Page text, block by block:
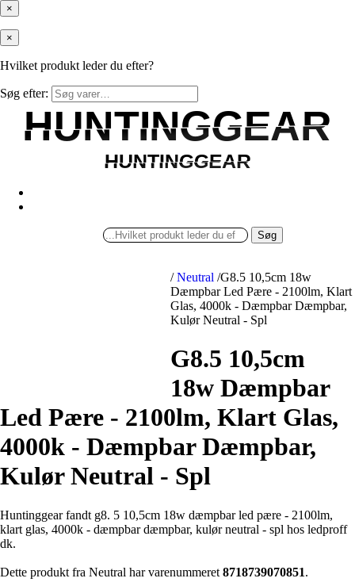
×
×
Hvilket produkt leder du efter?
Søg efter:
HUNTINGGEAR
HUNTINGGEAR
HUNTINGGEAR
HUNTINGGEAR
Søg
/ Neutral /G8.5 10,5cm 18w
Dæmpbar Led Pære - 2100lm, Klart
Glas, 4000k - Dæmpbar Dæmpbar,
Kulør Neutral - Spl
G8.5 10,5cm
18w Dæmpbar
Led Pære - 2100lm, Klart Glas,
4000k - Dæmpbar Dæmpbar,
Kulør Neutral - Spl
Huntinggear fandt g8. 5 10,5cm 18w dæmpbar led pære - 2100lm,
klart glas, 4000k - dæmpbar dæmpbar, kulør neutral - spl hos ledproff
dk.
Dette produkt fra Neutral har varenummeret 8718739070851.